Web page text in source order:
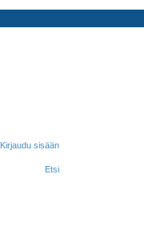
Kirjaudu sisään
Etsi